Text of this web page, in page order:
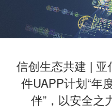
信创生态共建 |
件UAPP计划“年
伴”，以安全之